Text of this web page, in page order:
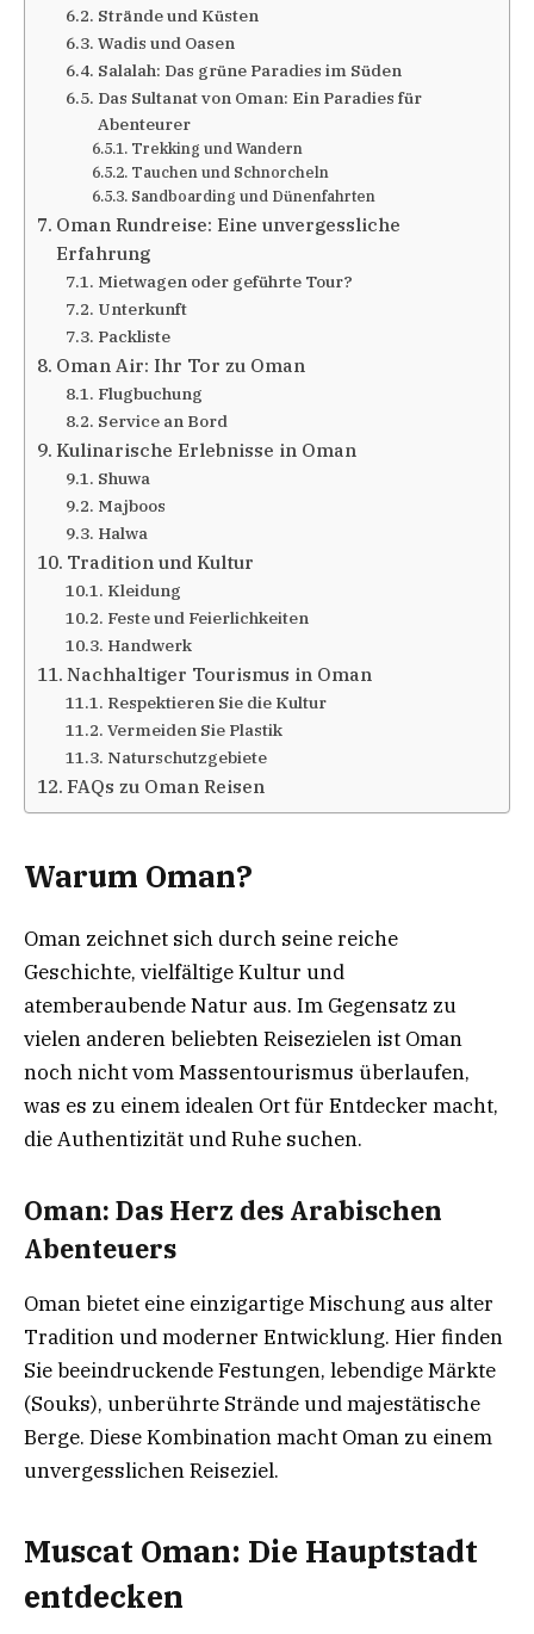
Strände und Küsten
Wadis und Oasen
Salalah: Das grüne Paradies im Süden
Das Sultanat von Oman: Ein Paradies für
Abenteurer
Trekking und Wandern
Tauchen und Schnorcheln
Sandboarding und Dünenfahrten
Oman Rundreise: Eine unvergessliche
Erfahrung
Mietwagen oder geführte Tour?
Unterkunft
Packliste
Oman Air: Ihr Tor zu Oman
Flugbuchung
Service an Bord
Kulinarische Erlebnisse in Oman
Shuwa
Majboos
Halwa
Tradition und Kultur
Kleidung
Feste und Feierlichkeiten
Handwerk
Nachhaltiger Tourismus in Oman
Respektieren Sie die Kultur
Vermeiden Sie Plastik
Naturschutzgebiete
FAQs zu Oman Reisen
Warum Oman?
Oman zeichnet sich durch seine reiche
Geschichte, vielfältige Kultur und
atemberaubende Natur aus. Im Gegensatz zu
vielen anderen beliebten Reisezielen ist Oman
noch nicht vom Massentourismus überlaufen,
was es zu einem idealen Ort für Entdecker macht,
die Authentizität und Ruhe suchen.
Oman: Das Herz des Arabischen
Abenteuers
Oman bietet eine einzigartige Mischung aus alter
Tradition und moderner Entwicklung. Hier finden
Sie beeindruckende Festungen, lebendige Märkte
(Souks), unberührte Strände und majestätische
Berge. Diese Kombination macht Oman zu einem
unvergesslichen Reiseziel.
Muscat Oman: Die Hauptstadt
entdecken